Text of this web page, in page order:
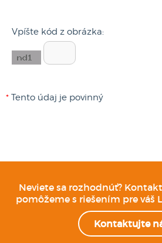
Vpíšte kód z obrázka:
* Tento údaj je povinný
Neviete sa rozhodnúť?
pomôžeme s riešením pre váš
Kontaktujte